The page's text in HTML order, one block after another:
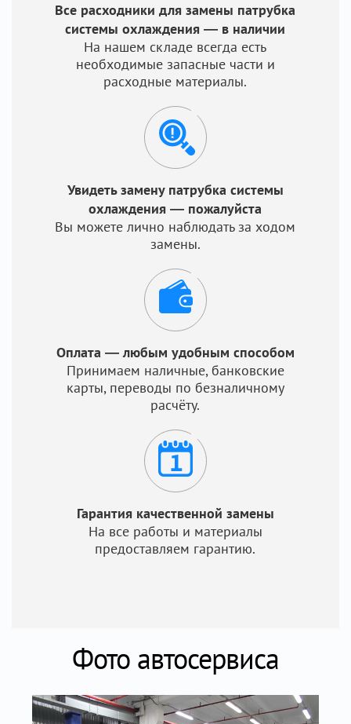
Все расходники для замены патрубка
системы охлаждения — в наличии
На нашем складе всегда есть
необходимые запасные части и
расходные материалы.
Увидеть замену патрубка системы
охлаждения — пожалуйста
Вы можете лично наблюдать за ходом
замены.
Оплата — любым удобным способом
Принимаем наличные, банковские
карты, переводы по безналичному
расчёту.
Гарантия качественной замены
На все работы и материалы
предоставляем гарантию.
Фото автосервиса